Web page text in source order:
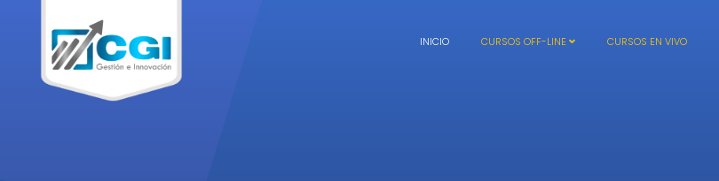
INICIO CURSOS OFF-LINE CURSOS EN VIVO